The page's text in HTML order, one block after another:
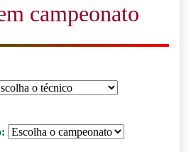
campeonato